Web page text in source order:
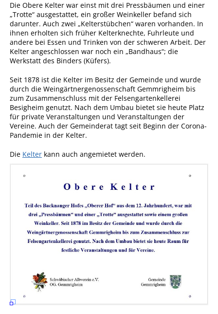
Die Obere Kelter war einst mit drei Pressbäumen und einer
„Trotte“ ausgestattet, ein großer Weinkeller befand sich
darunter. Auch zwei „Kelterstübchen“ waren vorhanden. In
ihnen erholten sich früher Kelterknechte, Fuhrleute und
andere bei Essen und Trinken von der schweren Arbeit. Der
Kelter angeschlossen war noch ein „Bandhaus“; die
Werkstatt des Binders (Küfers).
Seit 1878 ist die Kelter im Besitz der Gemeinde und wurde
durch die Weingärtnergenossenschaft Gemmrigheim bis
zum Zusammenschluss mit der Felsengartenkellerei
Besigheim genutzt. Nach dem Umbau bietet sie heute Platz
für private Veranstaltungen und Veranstaltungen der
Vereine. Auch der Gemeinderat tagt seit Beginn der Corona-
Pandemie in der Kelter.
Die Kelter kann auch angemietet werden.